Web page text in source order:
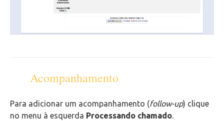
Acompanhamento
Para adicionar um acompanhamento (follow-up) clique
no menu à esquerda Processando chamado.